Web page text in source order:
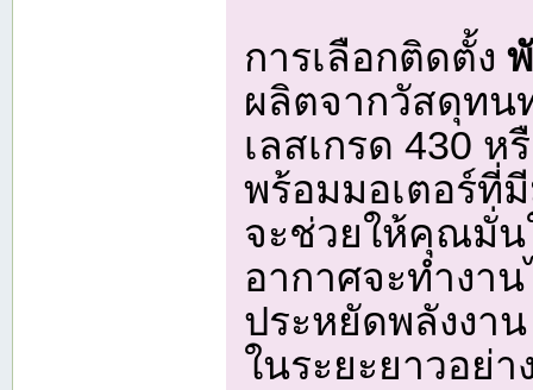
การเลือกติดตั้ง
ผลิตจากวัสดุท
เลสเกรด 430 ห
พร้อมมอเตอร์ที่
จะช่วยให้คุณมั่น
อากาศจะทำงา
ประหยัดพลังงา
ในระยะยาวอย่า